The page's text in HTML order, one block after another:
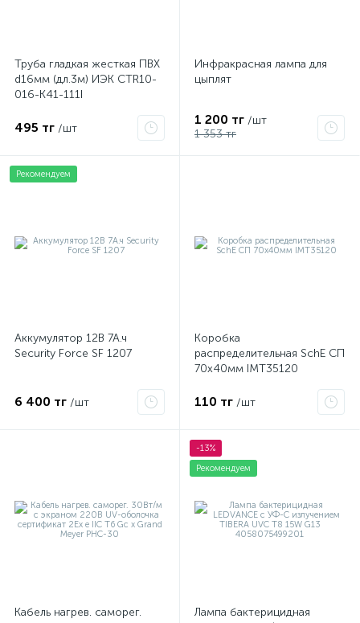
Труба гладкая жесткая ПВХ
d16мм (дл.3м) ИЭК CTR10-
016-K41-111I
495 тг /шт
Инфракрасная лампа для
цыплят
1 200 тг /шт
1 353 тг
Рекомендуем
Аккумулятор 12В 7А.ч
Security Force SF 1207
6 400 тг /шт
Коробка
распределительная SchE СП
70х40мм IMT35120
110 тг /шт
Кабель нагрев. саморег.
-13%
Рекомендуем
Лампа бактерицидная